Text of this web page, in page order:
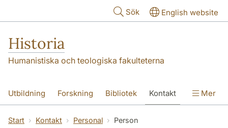
Sök English website
Historia
Humanistiska och teologiska fakulteterna
Utbildning Forskning Bibliotek Kontakt
Om oss
Mer
Start Kontakt Personal
Person